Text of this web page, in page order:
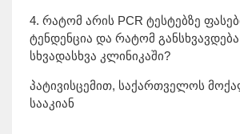
4. რატომ არის PCR ტესტებზე
ტენდენცია და რატომ განსხვავდება
სხვადასხვა კლინიკაში?
პატივისცემით, საქართველოს
სააკიან